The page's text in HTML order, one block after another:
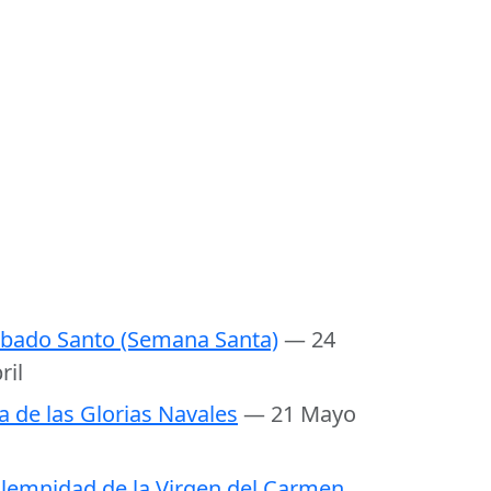
Santo (Semana Santa)— 24
de las Glorias Navales — 21 Mayo